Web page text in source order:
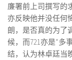
廉署前上司撰写的
亦反映他并没任何
朗，是否真的为了
候，而721亦是“多
结，认为林卓廷当